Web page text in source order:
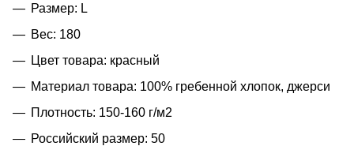
Размер: L
Вес: 180
Цвет товара: красный
Материал товара: 100% гребенной хлопок, джерси
Плотность: 150-160 г/м2
Российский размер: 50